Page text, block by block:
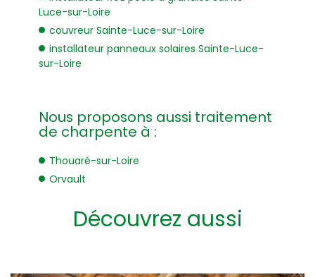
Luce-sur-Loire
couvreur Sainte-Luce-sur-Loire
installateur panneaux solaires Sainte-Luce-
sur-Loire
Nous proposons aussi traitement
de charpente à :
Thouaré-sur-Loire
Orvault
Découvrez aussi